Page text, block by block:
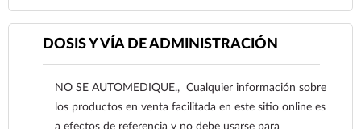
inglés), de pacientes adultos, adolescentes y niños
rinitis alérgica intermitente, se recomienda el
tratamiento profiláctico con Furoato de
DOSIS Y VÍA DE ADMINISTRACIÓN
NO SE AUTOMEDIQUE., Cualquier información sobre
los productos en venta facilitada en este sitio online es
a efectos de referencia y no debe usarse para